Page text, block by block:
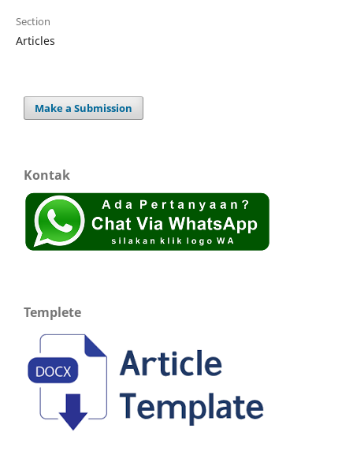
Section
Articles
Make a Submission
Kontak
Templete